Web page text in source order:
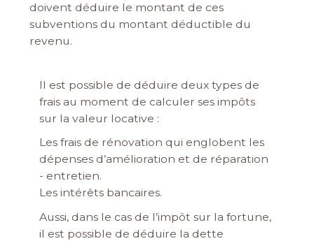
doivent déduire le montant de ces
subventions du montant déductible du
revenu.
Il est possible de déduire deux types de
frais au moment de calculer ses impôts
sur la valeur locative :
Les frais de rénovation qui englobent les
dépenses d’amélioration et de réparation
- entretien.
Les intérêts bancaires.
Aussi, dans le cas de l’impôt sur la fortune,
il est possible de déduire la dette